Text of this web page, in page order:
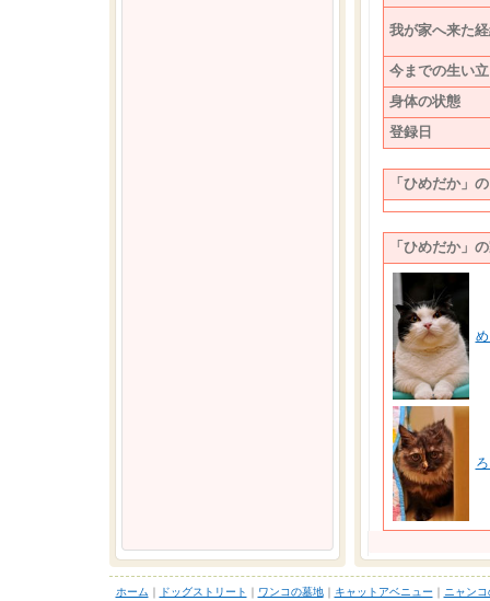
我が家へ来た
今までの生い
身体の状態
登録日
「ひめだか」
「ひめだか」
ホーム ｜ ドッグストリート ｜ ワンコの墓地｜ キャットアベニュー ｜ ニャン